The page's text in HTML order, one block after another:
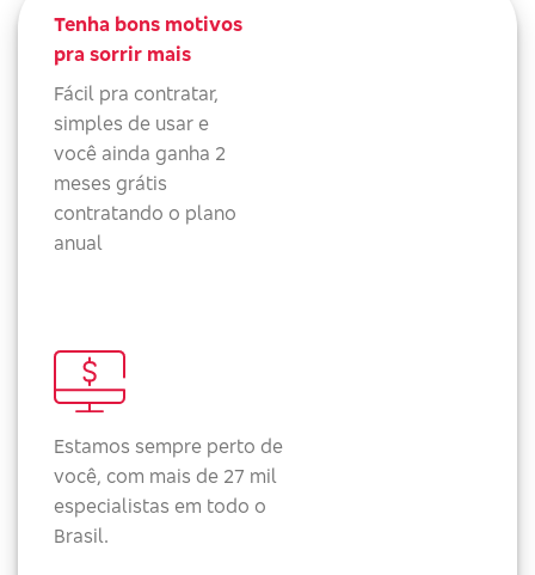
Tenha bons motivos
pra sorrir mais
Fácil pra contratar,
simples de usar e
você ainda ganha 2
meses grátis
contratando o plano
anual
Estamos sempre perto de
você, com mais de 27 mil
especialistas em todo o
Brasil.